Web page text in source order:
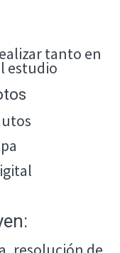
tanto en
estudio